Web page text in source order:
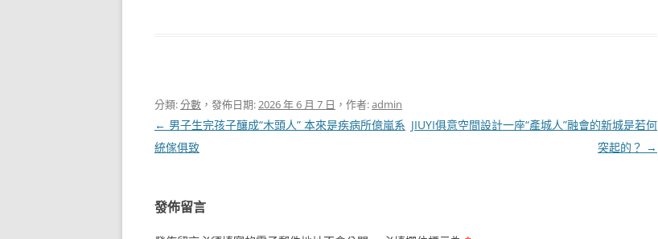
分類:分數 ，發佈日期:2026 年 6 月 7 日 ，作者:admin
文
章
← 男子生完孩子釀成“木頭人” 本來是疾病所億嵐系
統傢俱致
JIUYI俱意空間設計一座“產城人”融會的新城是若何
突起的？ →
發佈留言